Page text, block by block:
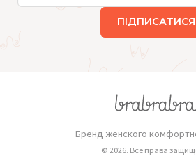
ПІДПИСАТИСЯ
Бренд женского
© 2026. Все права